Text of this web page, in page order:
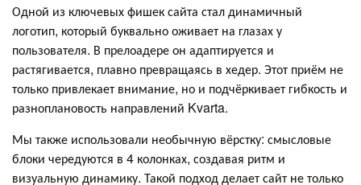
Одной из ключевых фишек сайта стал динамичный
логотип, который буквально оживает на глазах у
пользователя. В прелоадере он адаптируется и
растягивается, плавно превращаясь в хедер. Этот приём не
только привлекает внимание, но и подчёркивает гибкость и
разноплановость направлений Kvarta.
Мы также использовали необычную вёрстку: смысловые
блоки чередуются в 4 колонках, создавая ритм и
визуальную динамику. Такой подход делает сайт не только